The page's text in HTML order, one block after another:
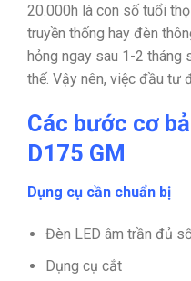
20.000h là con số tuổi
truyền thống hay đèn
hỏng ngay sau 1-2 tháng
thế. Vậy nên, việc đầu tư
Các bước cơ
D175 GM
Dụng cụ cần chuẩn bị
Đèn LED âm trần đủ
Dụng cụ cắt